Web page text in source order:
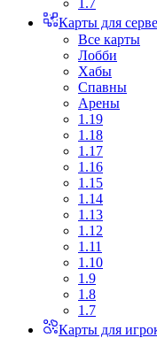
1.7
Карты для
Все карты
Лобби
Хабы
Спавны
Арены
1.19
1.18
1.17
1.16
1.15
1.14
1.13
1.12
1.11
1.10
1.9
1.8
1.7
Карты для